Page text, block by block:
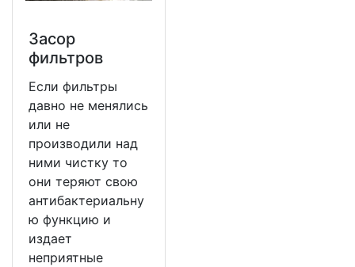
Засор
фильтров
Если фильтры
давно не менялись
или не
производили над
ними чистку то
они теряют свою
антибактериальну
ю функцию и
издает
неприятные